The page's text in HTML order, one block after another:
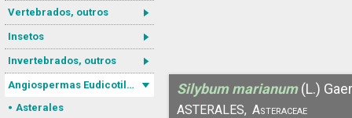
Vertebrados, outros
Insetos
Invertebrados, outros
Angiospermas Eudicotiledôneas
Asterales
Silybum marianum (L.)
ASTERALES, Asteraceae